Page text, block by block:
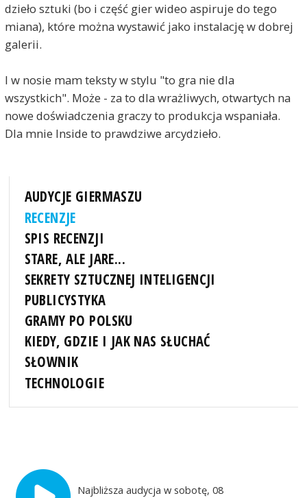
dzieło sztuki (bo i część gier wideo aspiruje do tego
miana), które można wystawić jako instalację w dobrej
galerii.
I w nosie mam teksty w stylu "to gra nie dla
wszystkich". Może - za to dla wrażliwych, otwartych na
nowe doświadczenia graczy to produkcja wspaniała.
Dla mnie Inside to prawdziwe arcydzieło.
AUDYCJE GIERMASZU
RECENZJE
SPIS RECENZJI
STARE, ALE JARE...
SEKRETY SZTUCZNEJ INTELIGENCJI
PUBLICYSTYKA
GRAMY PO POLSKU
KIEDY, GDZIE I JAK NAS SŁUCHAĆ
SŁOWNIK
TECHNOLOGIE
Najbliższa audycja w sobotę, 08